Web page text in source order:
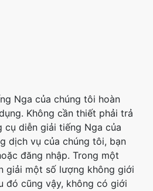
Nga của chúng tôi hoàn
Không cần thiết phải trả
cụ diễn giải tiếng Nga của
dịch vụ của chúng tôi, bạn
đăng nhập. Trong một
giải một số lượng không giới
đó cũng vậy, không có giới